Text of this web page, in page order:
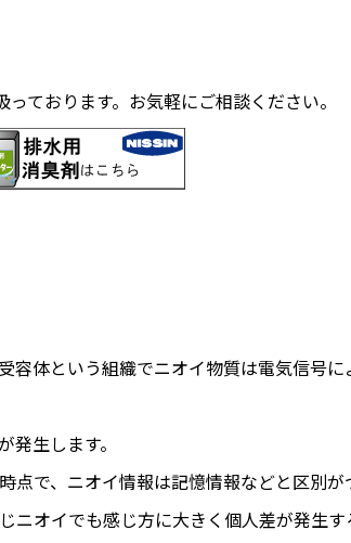
ております。お気軽にご相談ください。
容体という組織でニオイ物質は電気信号
生します。
点で、ニオイ情報は記憶情報などと区別
オイでも感じ方に大きく個人差が発生す